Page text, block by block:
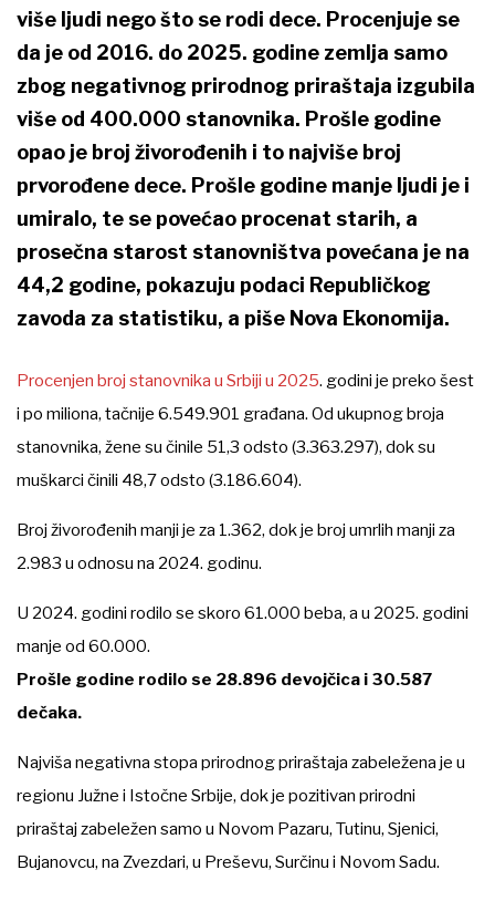
više ljudi nego što se rodi dece. Procenjuje se
da je od 2016. do 2025. godine zemlja samo
zbog negativnog prirodnog priraštaja izgubila
više od 400.000 stanovnika. Prošle godine
opao je broj živorođenih i to najviše broj
prvorođene dece. Prošle godine manje ljudi je i
umiralo, te se povećao procenat starih, a
prosečna starost stanovništva povećana je na
44,2 godine, pokazuju podaci Republičkog
zavoda za statistiku, a piše Nova Ekonomija.
Procenjen broj stanovnika u Srbiji u 2025. godini je preko šest
i po miliona, tačnije 6.549.901 građana. Od ukupnog broja
stanovnika, žene su činile 51,3 odsto (3.363.297), dok su
muškarci činili 48,7 odsto (3.186.604).
Broj živorođenih manji je za 1.362, dok je broj umrlih manji za
2.983 u odnosu na 2024. godinu.
U 2024. godini rodilo se skoro 61.000 beba, a u 2025. godini
manje od 60.000.
Prošle godine rodilo se 28.896 devojčica i 30.587
dečaka.
Najviša negativna stopa prirodnog priraštaja zabeležena je u
regionu Južne i Istočne Srbije, dok je pozitivan prirodni
priraštaj zabeležen samo u Novom Pazaru, Tutinu, Sjenici,
Bujanovcu, na Zvezdari, u Preševu, Surčinu i Novom Sadu.